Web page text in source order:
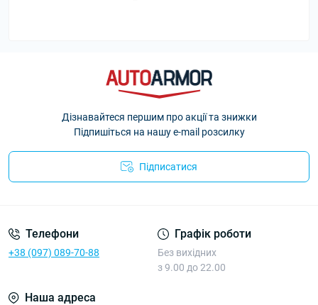
Дізнавайтеся першим про акції та знижки
Підпишіться на нашу e-mail розсилку
Підписатися
Телефони
+38 (097) 089-70-88
Графік роботи
Без вихідних
з 9.00 до 22.00
Наша адреса